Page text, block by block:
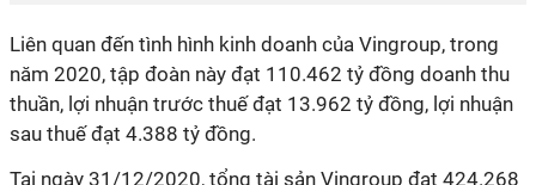
Liên quan đến tình hình kinh doanh của Vingroup, trong
năm 2020, tập đoàn này đạt 110.462 tỷ đồng doanh thu
thuần, lợi nhuận trước thuế đạt 13.962 tỷ đồng, lợi nhuận
sau thuế đạt 4.388 tỷ đồng.
Tại ngày 31/12/2020, tổng tài sản Vingroup đạt 424.268